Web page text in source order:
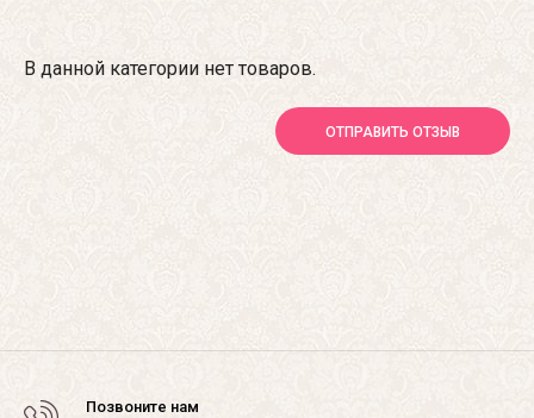
В данной категории нет товаров.
ОТПРАВИТЬ ОТЗЫВ
Позвоните нам